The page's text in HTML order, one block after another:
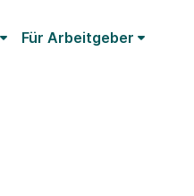
Für Arbeitgeber